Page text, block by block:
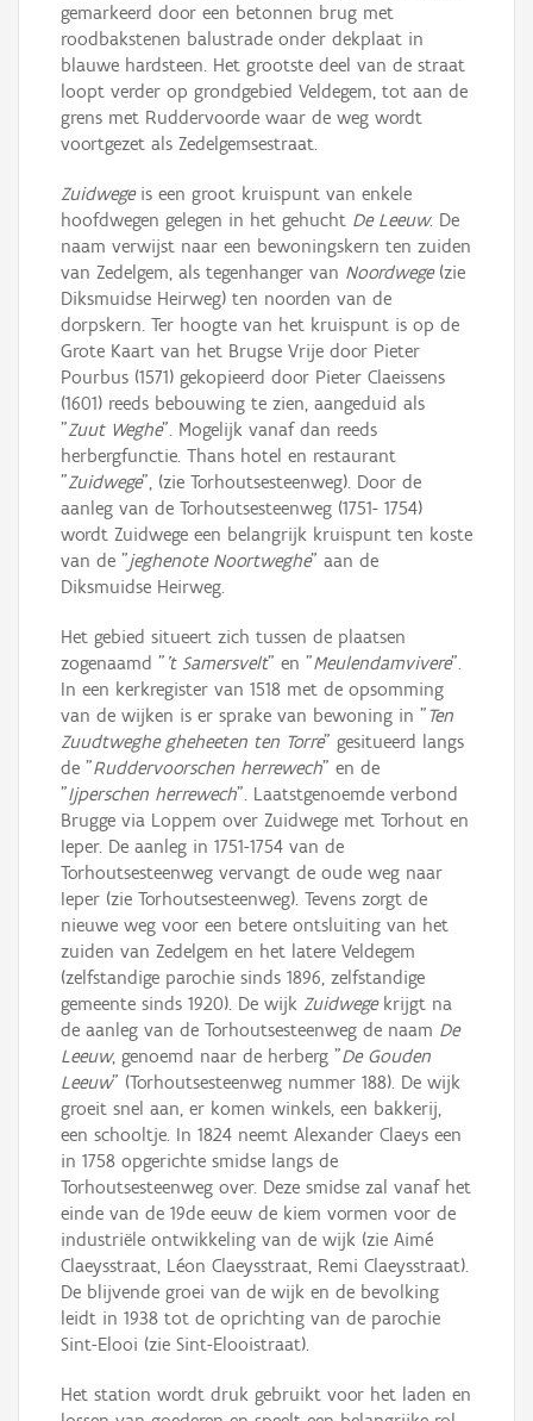
gemarkeerd door een betonnen brug met
roodbakstenen balustrade onder dekplaat in
blauwe hardsteen. Het grootste deel van de straat
loopt verder op grondgebied Veldegem, tot aan de
grens met Ruddervoorde waar de weg wordt
voortgezet als Zedelgemsestraat.
Zuidwege is een groot kruispunt van enkele
hoofdwegen gelegen in het gehucht De Leeuw. De
naam verwijst naar een bewoningskern ten zuiden
van Zedelgem, als tegenhanger van Noordwege (zie
Diksmuidse Heirweg) ten noorden van de
dorpskern. Ter hoogte van het kruispunt is op de
Grote Kaart van het Brugse Vrije door Pieter
Pourbus (1571) gekopieerd door Pieter Claeissens
(1601) reeds bebouwing te zien, aangeduid als
"Zuut Weghe". Mogelijk vanaf dan reeds
herbergfunctie. Thans hotel en restaurant
"Zuidwege", (zie Torhoutsesteenweg). Door de
aanleg van de Torhoutsesteenweg (1751- 1754)
wordt Zuidwege een belangrijk kruispunt ten koste
van de "jeghenote Noortweghe" aan de
Diksmuidse Heirweg.
Het gebied situeert zich tussen de plaatsen
zogenaamd " 't Samersvelt" en "Meulendamvivere".
In een kerkregister van 1518 met de opsomming
van de wijken is er sprake van bewoning in "Ten
Zuudtweghe gheheeten ten Torre" gesitueerd langs
de "Ruddervoorschen herrewech" en de
"Ijperschen herrewech". Laatstgenoemde verbond
Brugge via Loppem over Zuidwege met Torhout en
Ieper. De aanleg in 1751-1754 van de
Torhoutsesteenweg vervangt de oude weg naar
Ieper (zie Torhoutsesteenweg). Tevens zorgt de
nieuwe weg voor een betere ontsluiting van het
zuiden van Zedelgem en het latere Veldegem
(zelfstandige parochie sinds 1896, zelfstandige
gemeente sinds 1920). De wijk Zuidwege krijgt na
de aanleg van de Torhoutsesteenweg de naam De
Leeuw, genoemd naar de herberg "De Gouden
Leeuw" (Torhoutsesteenweg nummer 188). De wijk
groeit snel aan, er komen winkels, een bakkerij,
een schooltje. In 1824 neemt Alexander Claeys een
in 1758 opgerichte smidse langs de
Torhoutsesteenweg over. Deze smidse zal vanaf het
einde van de 19de eeuw de kiem vormen voor de
industriële ontwikkeling van de wijk (zie Aimé
Claeysstraat, Léon Claeysstraat, Remi Claeysstraat).
De blijvende groei van de wijk en de bevolking
leidt in 1938 tot de oprichting van de parochie
Sint-Elooi (zie Sint-Elooistraat).
Het station wordt druk gebruikt voor het laden en